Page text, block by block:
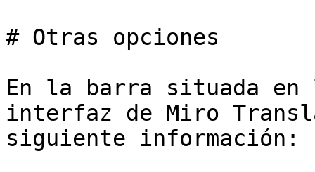
# Otras opciones
En la barra situada
interfaz de Miro
siguiente información: